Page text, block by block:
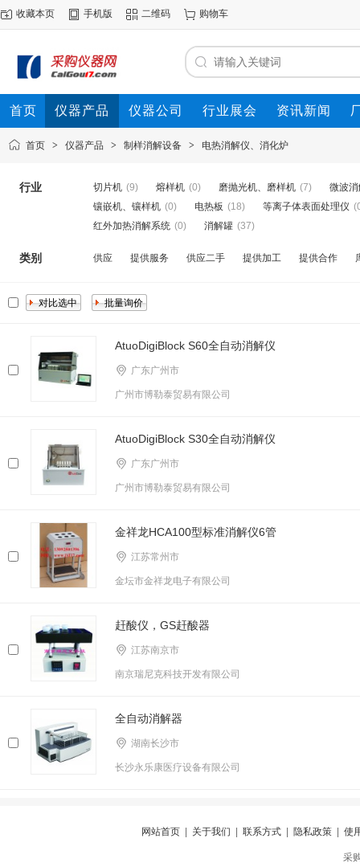
收藏本页 手机版 二维码 购物车
首页 仪器产品 仪器公司 行业展会 资讯新闻
首页 > 仪器产品 > 制样消解设备 > 电热消解仪、消化炉
行业 切片机 (9) 熔样机 (0) 磨抛光机、磨样机 (7)
微波
镶嵌机、镶样机 (0) 电热板 (18) 等离子体表面处理仪
红外加热消解系统 (0) 消解罐 (37)
类别 供应 提供服务 供应二手 提供加工 提供合作
AtuoDigiBlock S60全自动消解仪
广东广州市
广州市博勒泰贸易有限公司
AtuoDigiBlock S30全自动消解仪
广东广州市
广州市博勒泰贸易有限公司
金祥龙HCA100型标准消解仪6管
江苏常州市
金坛市金祥龙电子有限公司
赶酸仪，GS赶酸器
江苏南京市
南京瑞尼克科技开发有限公司
全自动消解器
湖南长沙市
长沙永乐康医疗设备有限公司
网站首页| 关于我们 联系方式| 隐私政策| 使
采